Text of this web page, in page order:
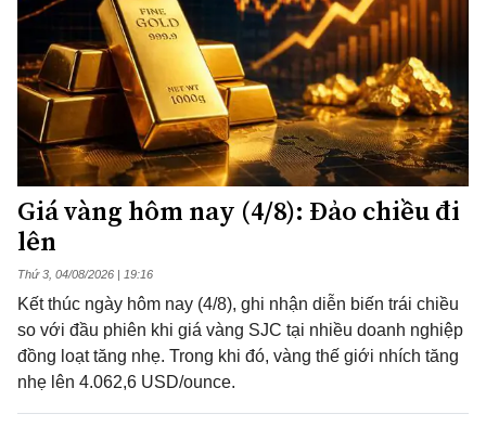
Giá vàng hôm nay (4/8): Đảo chiều đi
lên
Thứ 3, 04/08/2026 | 19:16
Kết thúc ngày hôm nay (4/8), ghi nhận diễn biến trái chiều
so với đầu phiên khi giá vàng SJC tại nhiều doanh nghiệp
đồng loạt tăng nhẹ. Trong khi đó, vàng thế giới nhích tăng
nhẹ lên 4.062,6 USD/ounce.